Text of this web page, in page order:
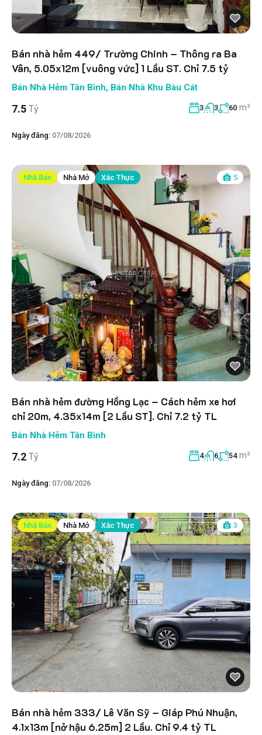
Bán nhà hẻm 449/ Trường Chinh – Thông ra Ba
Vân, 5.05x12m [vuông vức] 1 Lầu ST. Chỉ 7.5 tỷ
Bán Nhà Hẻm Tân Bình, Bán Nhà Khu Bàu Cát
7.5 Tỷ 3 3 60 m²
Ngày đăng: 07/08/2026
Nhà Bán Nhà Mở Xác Thực 5
Bán nhà hẻm đường Hồng Lạc – Cách hẻm xe hơi
chỉ 20m, 4.35x14m [2 Lầu ST]. Chỉ 7.2 tỷ TL
Bán Nhà Hẻm Tân Bình
7.2 Tỷ 4 6 54 m²
Ngày đăng: 07/08/2026
Nhà Bán Nhà Mở Xác Thực 3
Bán nhà hẻm 333/ Lê Văn Sỹ – Giáp Phú Nhuận,
4.1x13m [nở hậu 6.25m] 2 Lầu. Chỉ 9.4 tỷ TL